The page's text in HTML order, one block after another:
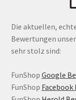
Die aktuellen,
Bewertungen
sehr stolz sind:
FunShop Google
FunShop Facebook